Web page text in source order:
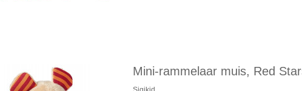
Mini-rammelaar muis, Red